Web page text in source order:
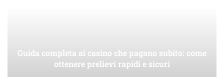
Guida completa ai casino che pagano subito: come
ottenere prelievi rapidi e sicuri